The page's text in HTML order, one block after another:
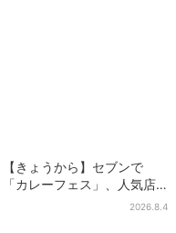
【きょうから】セブンで
「カレーフェス」、人気店
監修メニューなど全15品！
2026.8.4